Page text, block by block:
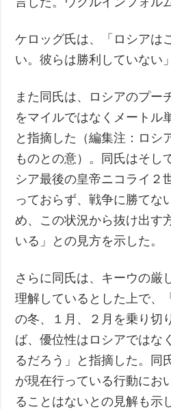
ケロッグ氏は、「ロシアは
い。彼らは勝利していない
また同氏は、ロシアのプー
をマイルではなくメートル
と指摘した（編集注：ロシ
ものとの意）。同氏はそし
シア最後の皇帝ニコライ２
っておらず、戦争に勝てな
め、この状況から抜け出す
いる」との見方を示した。
さらに同氏は、キーウの厳
理解しているとした上で、
の冬、１月、２月を乗り切
ば、優位性はロシアではな
るだろう」と指摘した。同
が現在行っている行動にお
ることはないとの見解も示